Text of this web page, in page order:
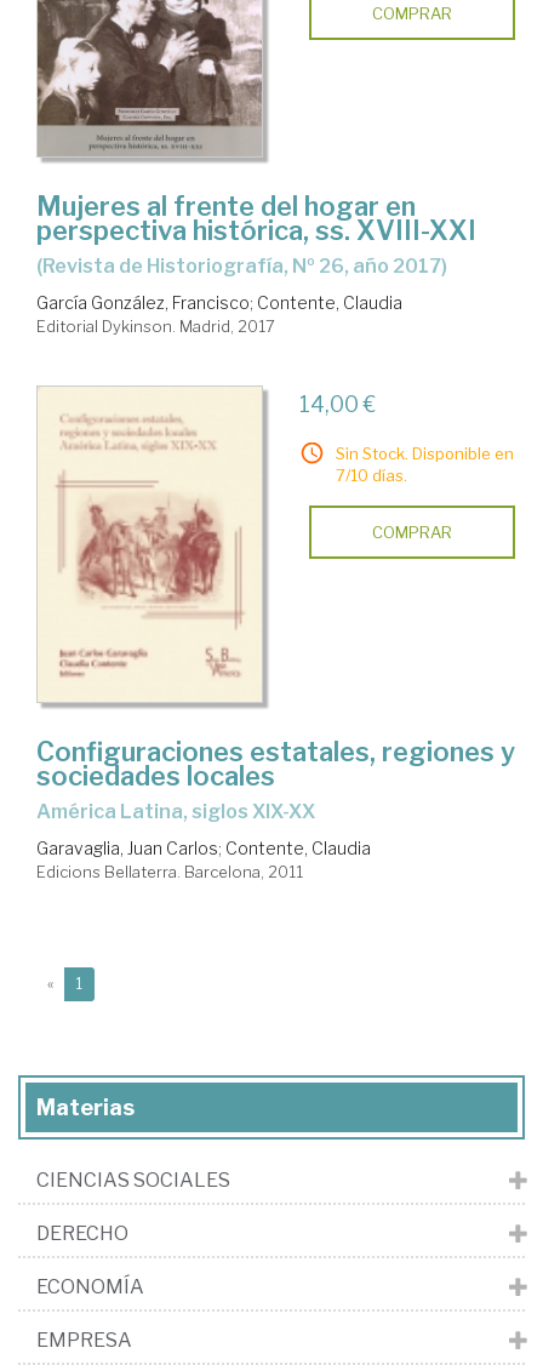
COMPRAR
Mujeres al frente del hogar en
perspectiva histórica, ss. XVIII-XXI
(Revista de Historiografía, Nº 26, año 2017)
García González, Francisco; Contente, Claudia
Editorial Dykinson. Madrid, 2017
14,00 €
Sin Stock. Disponible en
7/10 días.
COMPRAR
Configuraciones estatales, regiones y
sociedades locales
América Latina, siglos XIX-XX
Garavaglia, Juan Carlos; Contente, Claudia
Edicions Bellaterra. Barcelona, 2011
« 1
Materias
CIENCIAS SOCIALES
DERECHO
ECONOMÍA
EMPRESA